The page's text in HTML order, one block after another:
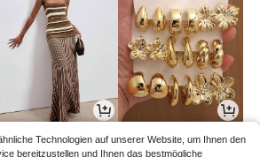
,49€ 4,60€
Technologien auf unserer Website, um Ihnen den
bereitzustellen und Ihnen das bestmögliche